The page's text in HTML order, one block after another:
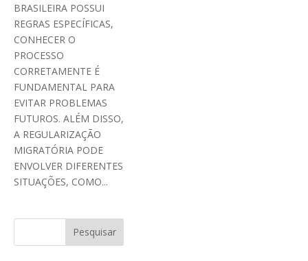
BRASILEIRA POSSUI
REGRAS ESPECÍFICAS,
CONHECER O
PROCESSO
CORRETAMENTE É
FUNDAMENTAL PARA
EVITAR PROBLEMAS
FUTUROS. ALÉM DISSO,
A REGULARIZAÇÃO
MIGRATÓRIA PODE
ENVOLVER DIFERENTES
SITUAÇÕES, COMO...